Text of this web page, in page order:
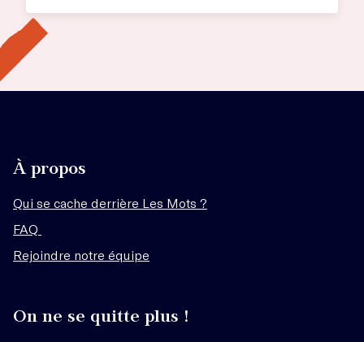
À propos
Qui se cache derrière Les Mots ?
FAQ
Rejoindre notre équipe
On ne se quitte plus !